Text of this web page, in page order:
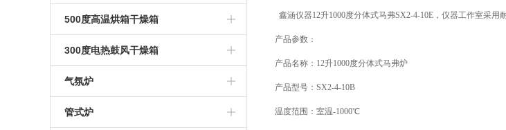
工业马弗炉
一体马弗炉
实验室马弗炉
可编程马弗炉
箱式高温炉
高温实验炉
高温加热炉
高温煅烧炉
箱式沾火炉
高温箱式电阻炉
中温箱式电阻炉
工业箱式电阻炉
陶瓷纤维箱式炉
陶瓷纤维高温炉
陶瓷纤维箱式电阻炉
陶瓷纤维高温电阻炉
高温灰化炉
灰分测定仪
煤炭灰分测定仪
塑料灰分测定仪
500度高温烘箱干燥箱
500度高温烘箱
300度电热鼓风干燥箱
烘箱
鼓风干燥箱
气氛炉
高温气氛炉
管式炉
鑫涵仪器12升1000度分体式马弗SX2-4-10E ， 仪器工作室采用
产品参数：
产品名称： 12升1000度分体式马弗炉
产品型号：SX2-4-10B
温度范围：室温-1000℃